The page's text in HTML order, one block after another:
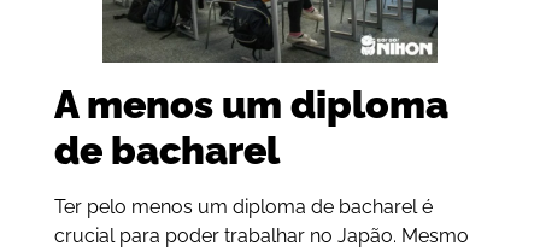
A menos um diploma
de bacharel
Ter pelo menos um diploma de bacharel é
crucial para poder trabalhar no Japão. Mesmo